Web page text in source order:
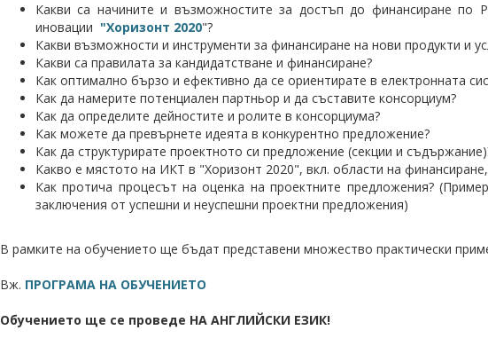
Какви са начините и възможностите за достъп до финансиране по
иновации "Хоризонт 2020"?
Какви възможности и инструменти за финансиране на нови продукти и
Какви са правилата за кандидатстване и финансиране?
Как оптимално бързо и ефективно да се ориентирате в електронната
Как да намерите потенциален партньор и да съставите консорциум?
Как да определите дейностите и ролите в консорциума?
Как можете да превърнете идеята в конкурентно предложение?
Как да структурирате проектното си предложение (секции и
Какво е мястото на ИКТ в "Хоризонт 2020", вкл. области на
Как протича процесът на оценка на проектните предложения?
заключения от успешни и неуспешни проектни предложения)
В рамките на обучението ще бъдат представени множество практически
Вж. ПРОГРАМА НА ОБУЧЕНИЕТО
Обучението ще се проведе НА АНГЛИЙСКИ ЕЗИК!